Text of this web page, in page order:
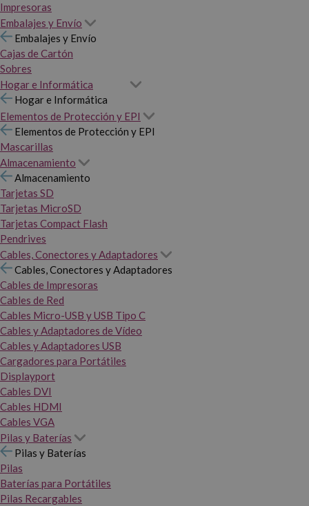
Impresoras
Embalajes y Envío
Embalajes y Envío
Cajas de Cartón
Sobres
Hogar e Informática
Hogar e Informática
Elementos de Protección y EPI
Elementos de Protección y EPI
Mascarillas
Almacenamiento
Almacenamiento
Tarjetas SD
Tarjetas MicroSD
Tarjetas Compact Flash
Pendrives
Cables, Conectores y Adaptadores
Cables, Conectores y Adaptadores
Cables de Impresoras
Cables de Red
Cables Micro-USB y USB Tipo C
Cables y Adaptadores de Vídeo
Cables y Adaptadores USB
Cargadores para Portátiles
Displayport
Cables DVI
Cables HDMI
Cables VGA
Pilas y Baterías
Pilas y Baterías
Pilas
Baterías para Portátiles
Pilas Recargables